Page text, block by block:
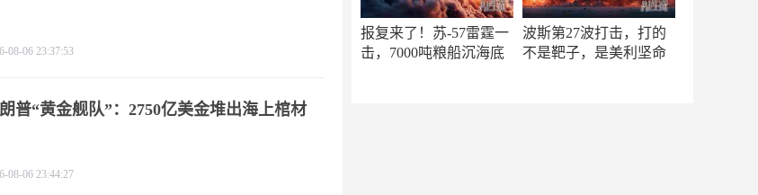
报复来了！苏-57雷霆一
击，7000吨粮船沉海底
波斯第27波打击，打的
不是靶子，是美利坚命
08-06 23:37:53
普“黄金舰队”：2750亿美金堆出海上棺材
08-06 23:44:27